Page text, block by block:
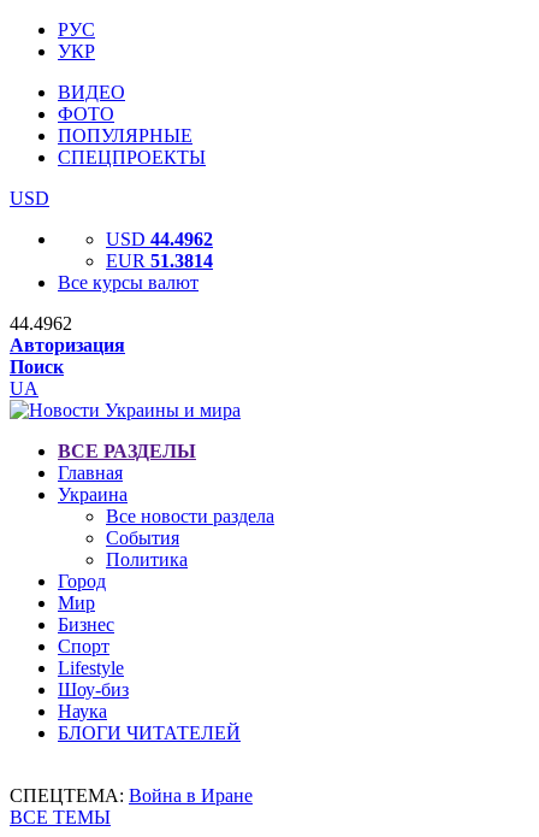
РУС
УКР
ВИДЕО
ФОТО
ПОПУЛЯРНЫЕ
СПЕЦПРОЕКТЫ
USD
USD 44.4962
EUR 51.3814
Все курсы валют
44.4962
Авторизация
Поиск
UA
ВСЕ РАЗДЕЛЫ
Главная
Украина
Все новости раздела
События
Политика
Город
Мир
Бизнес
Спорт
Lifestyle
Шоу-биз
Наука
БЛОГИ ЧИТАТЕЛЕЙ
СПЕЦТЕМА: Война в Иране
ВСЕ ТЕМЫ